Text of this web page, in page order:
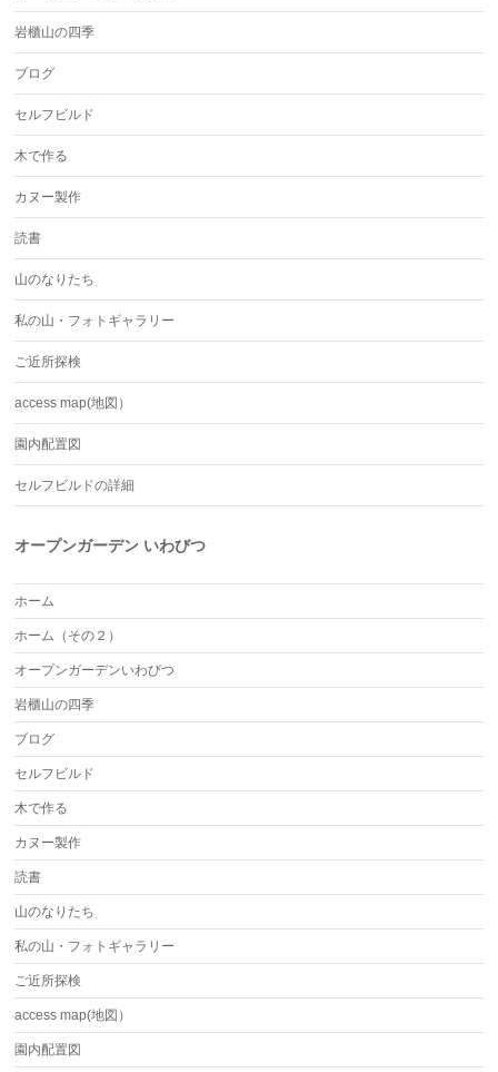
岩櫃山の四季
ブログ
セルフビルド
木で作る
カヌー製作
読書
山のなりたち
私の山・フォトギャラリー
ご近所探検
access map(地図）
園内配置図
セルフビルドの詳細
オープンガーデン いわびつ
ホーム
ホーム（その２）
オープンガーデンいわびつ
岩櫃山の四季
ブログ
セルフビルド
木で作る
カヌー製作
読書
山のなりたち
私の山・フォトギャラリー
ご近所探検
access map(地図）
園内配置図